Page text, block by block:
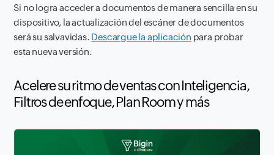
Si no logra acceder a documentos de manera sencilla en su
dispositivo, la actualización del escáner de documentos
será su salvavidas. Descargue la aplicación para probar
esta nueva versión.
Acelere su ritmo de ventas con Inteligencia,
Filtros de enfoque, Plan Room y más